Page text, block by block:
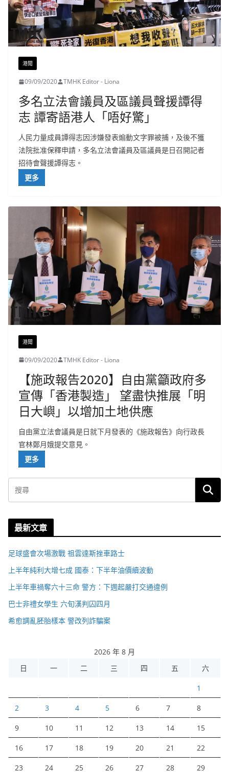
港聞
09/09/2020 TMHK Editor - Liona
多名立法會議員及區議員聲援譚得
志 譚寄語港人「唔好驚」
人民力量成員譚得志因涉嫌發表煽動文字罪被捕，及後不獲
法院批准保釋申請，多名立法會議員及區議員是日召開記者
招待會聲援譚得志。
更多
港聞
09/09/2020 TMHK Editor - Liona
【施政報告2020】自由黨籲政府多
宣傳「香港製造」 望盡快推展「明
日大嶼」以增加土地供應
自由黨立法會議員是日就下月發表的《施政報告》向行政長
官林鄭月娥提交意見。
更多
最新文章
足球盛會次場激戰 祖雲達斯挫車路士
上半年純利大增七成 國泰：下半年油價續波動
上半年車禍奪六十三命 警方：下週起嚴打交通違例
巴士非禮女學生 六旬漢判囚四月
希愈調亂胚胎樣本 警改列詐騙案
2026 年 8 月
日
一 二 三 四 五 六
1
2 3 4 5 6 7 8
9 10 11 12 13 14 15
16 17 18 19 20 21 22
23 24 25 26 27 28 29